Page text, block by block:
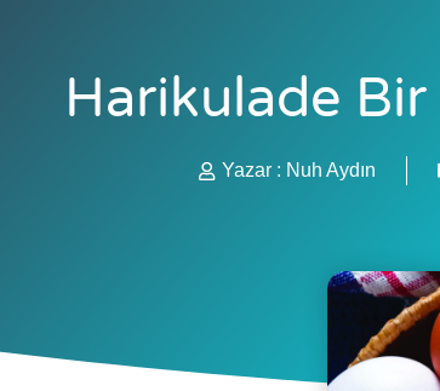
Harikulade
Yazar : Nuh Aydın